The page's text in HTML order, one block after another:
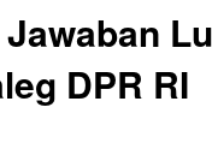
DPR RI